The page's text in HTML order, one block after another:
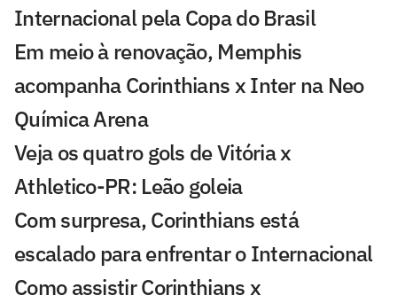
Internacional pela Copa do Brasil
Em meio à renovação, Memphis
acompanha Corinthians x Inter na Neo
Química Arena
Veja os quatro gols de Vitória x
Athletico-PR: Leão goleia
Com surpresa, Corinthians está
escalado para enfrentar o Internacional
Como assistir Corinthians x